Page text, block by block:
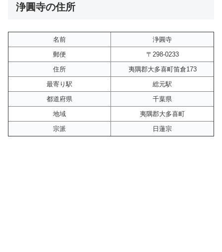
浄圓寺の住所
名前
浄圓寺
郵便
〒298-0233
住所
夷隅郡大多喜町笛倉173
最寄り駅
総元駅
都道府県
千葉県
地域
夷隅郡大多喜町
宗派
日蓮宗